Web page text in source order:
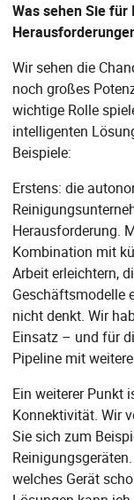
Was sehen Sie
Wir sehen die
noch großes
wichtige Rolle
intelligenten
Beispiele:
Erstens: die
Herausforderung.
Kombination mit
Arbeit erleichtern,
Geschäftsmodelle
nicht denkt. Wir
Einsatz – und für
Pipeline mit
Ein weiterer Punkt
Konnektivität. Wir
Sie sich zum
welches Gerät